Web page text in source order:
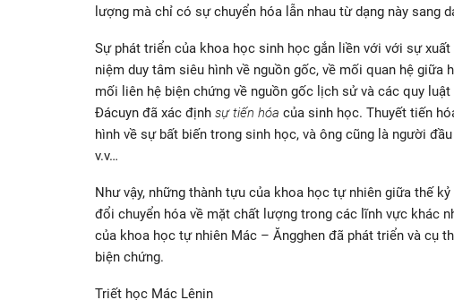
lượng mà chỉ có sự chuyển hóa lẫn nhau từ dạng này sang
Sự phát triển của khoa học sinh học gắn liền với với sự xuất
niệm duy tâm siêu hình về nguồn gốc, về mối quan hệ
mối liên hệ biện chứng về nguồn gốc lịch sử và các quy
Đácuyn đã xác định sự tiến hóa của sinh học. Thuyết tiến
hình về sự bất biến trong sinh học, và ông cũng là người
v.v…
Như vậy, những thành tựu của khoa học tự nhiên giữa thế
đổi chuyển hóa về mặt chất lượng trong các lĩnh vực khác
của khoa học tự nhiên Mác – Ăngghen đã phát triển và cụ
biện chứng.
Triết học Mác Lênin